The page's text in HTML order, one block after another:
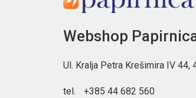
Webshop
Ul. Kralja Petra Krešimira IV 44,
tel. +385 44 682 560